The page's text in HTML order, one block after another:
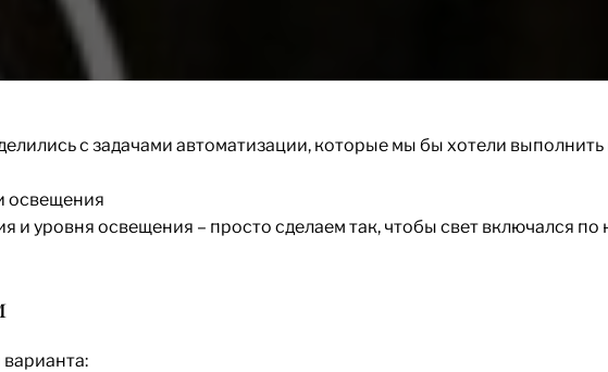
с задачами автоматизации, которые мы бы хотели выполнить
освещения
и уровня освещения – просто сделаем так, чтобы свет включался